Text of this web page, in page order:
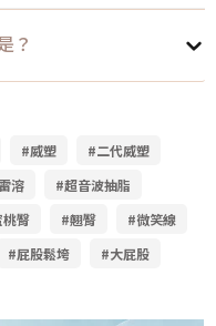
？
#威塑
#二代威塑
溶
#超音波抽脂
臀 #翹臀
#微笑線
#屁股鬆垮 #大屁股